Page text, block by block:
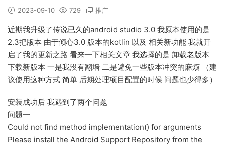
2023-09-10 729 推广
近期我升级了传说已久的android studio 3.0 我原本使用的是
2.3把版本 由于倾心3.0 版本的kotlin 以及 相关新功能 我就开
启了我的更新之路 看来一下相关文章 我选择的是 卸载老版本
下载新版本 一是我没有翻墙 二是避免一些版本冲突的麻烦 （建
议使用这种方式 简单 后期处理项目配置的时候 问题也少得多）
安装成功后 我遇到了两个问题
问题一
Could not find method implementation() for arguments
Please install the Android Support Repository from the